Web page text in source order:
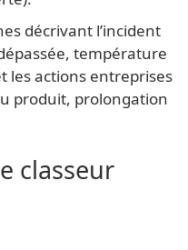
décrivant l’incident
température
les actions entreprises
produit, prolongation
classeur